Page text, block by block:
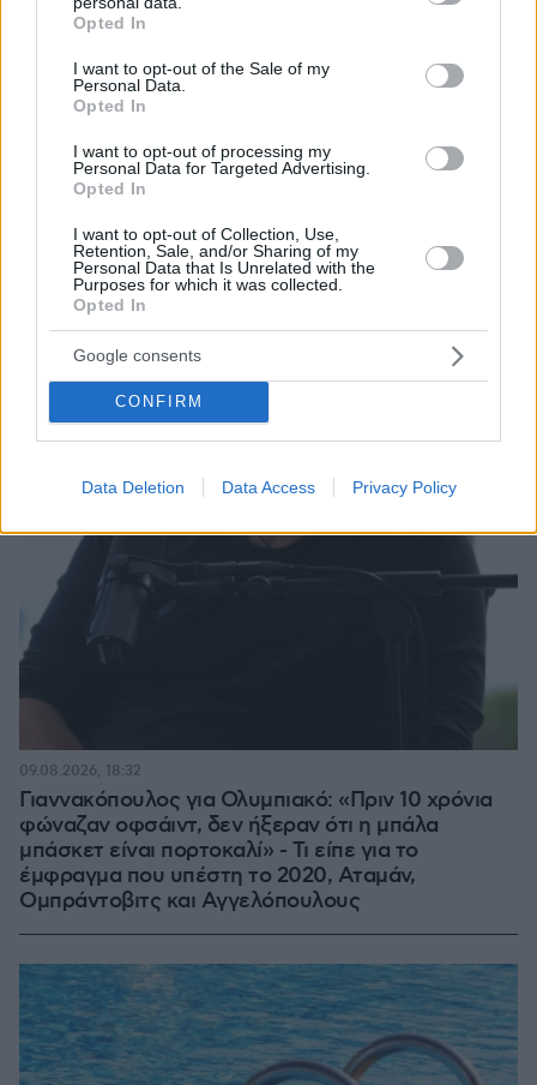
grant or deny consent to Google and its third-party tags to
use your data for below specified purposes in below Google
consent section.
Opted In
I want to opt-out of the Sale of my
Personal Data.
Opted In
I want to opt-out of processing my
Personal Data for Targeted Advertising.
Opted In
I want to opt-out of Collection, Use,
Retention, Sale, and/or Sharing of my
Personal Data that Is Unrelated with the
Purposes for which it was collected.
Opted In
Google consents
CONFIRM
Data Deletion Data Access Privacy Policy
Τη Υπερμάχω: Η νύχτα του Αυγούστου πριν από
1.400 χρόνια, που γέννησε τον Ακάθιστο Ύμνο
Γιαννακόπουλος για Ολυμπιακό: «Πριν 10 χρόνια
φώναζαν οφσάιντ, δεν ήξεραν ότι η μπάλα
μπάσκετ είναι πορτοκαλί» - Τι είπε για το
έμφραγμα που υπέστη το 2020, Αταμάν,
Ομπράντοβιτς και Αγγελόπουλους
09.08.2026, 18:32